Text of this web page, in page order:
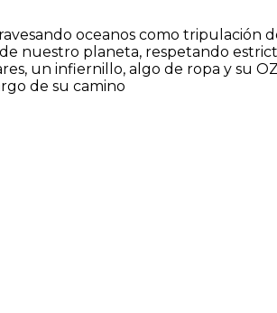
oceanos como tripulación
nuestro planeta, respetando
un infiernillo, algo de ropa y su
de su camino